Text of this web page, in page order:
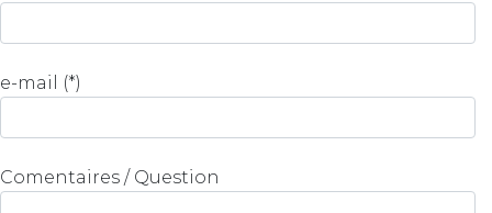
e-mail (*)
Comentaires / Question